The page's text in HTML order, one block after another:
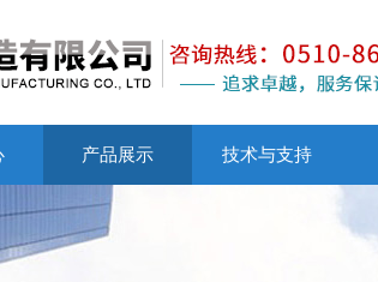
产品展示 技术与支持